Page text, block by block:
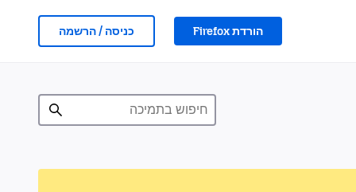
הורדת Firefox כניסה / הרשמה